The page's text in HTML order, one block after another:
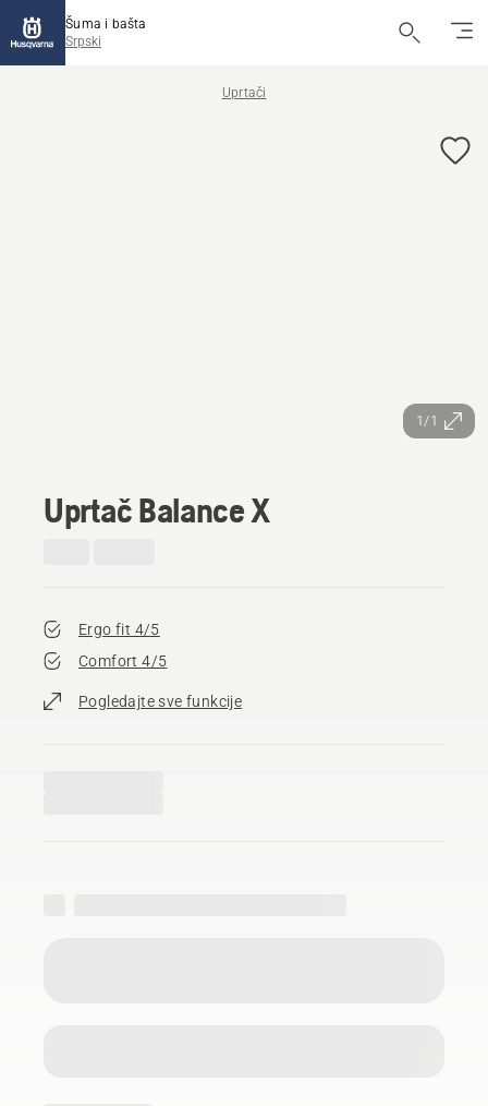
Šuma i bašta
Srpski
Uprtači
1/1
Uprtač Balance X
Ergo fit 4/5
Comfort 4/5
Pogledajte sve funkcije